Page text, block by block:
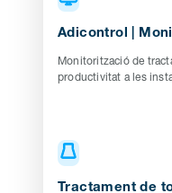
Adicontrol |
Monitorització de
productivitat a les
Tractament de